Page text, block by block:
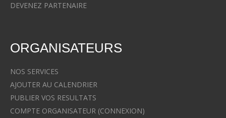
DEVENEZ PARTENAIRE
ORGANISATEURS
NOS SERVICES
AJOUTER AU CALENDRIER
PUBLIER VOS RESULTATS
COMPTE ORGANISATEUR (CONNEXION)